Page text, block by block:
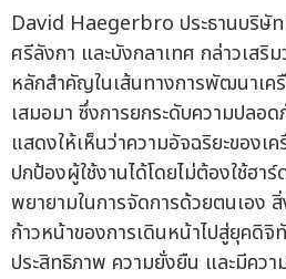
David Haegerbro ประธานบริษัท
ศรีลังกา และบังกลาเทศ กล่าวเสริ
หลักสำคัญในเส้นทางการพัฒนาเค
เสมอมา ซึ่งการยกระดับความปลอ
แสดงให้เห็นว่าความอัจฉริยะของเ
ปกป้องผู้ใช้งานได้โดยไม่ต้องใช้ฮา
พยายามในการจัดการด้วยตนเอง
ก้าวหน้าของการเดินหน้าไปสู่ยุคดิจิ
ประสิทธิภาพ ความยั่งยืน และมีคว